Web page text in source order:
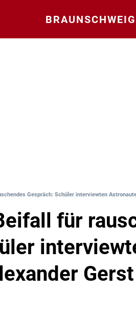
BRAUNSCHWEIG
Gespräch: Schüler interviewten
für